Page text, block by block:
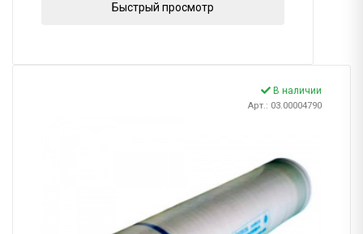
Быстрый просмотр
В наличии
Арт.: 03.00004790